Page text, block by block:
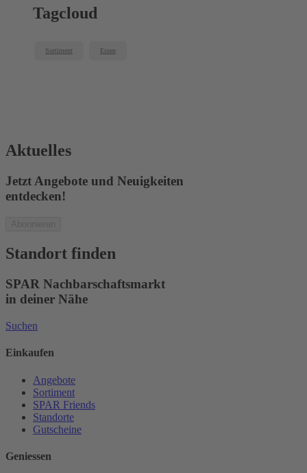
Tagcloud
Sortiment Essen
Aktuelles
Jetzt Angebote und Neuigkeiten
entdecken!
Standort finden
SPAR Nachbarschaftsmarkt
in deiner Nähe
Suchen
Einkaufen
Angebote
Sortiment
SPAR Friends
Standorte
Gutscheine
Geniessen